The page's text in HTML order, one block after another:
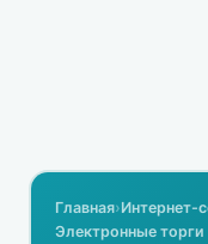
Главная›Интернет-
Электронные